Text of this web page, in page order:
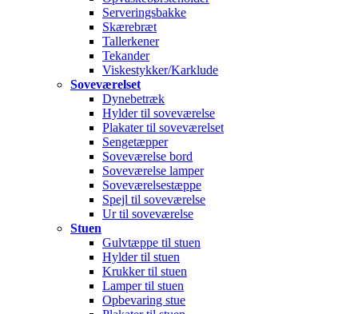
Serveringsbakke
Skærebræt
Tallerkener
Tekander
Viskestykker/Karklude
Soveværelset
Dynebetræk
Hylder til soveværelse
Plakater til soveværelset
Sengetæpper
Soveværelse bord
Soveværelse lamper
Soveværelsestæppe
Spejl til soveværelse
Ur til soveværelse
Stuen
Gulvtæppe til stuen
Hylder til stuen
Krukker til stuen
Lamper til stuen
Opbevaring stue